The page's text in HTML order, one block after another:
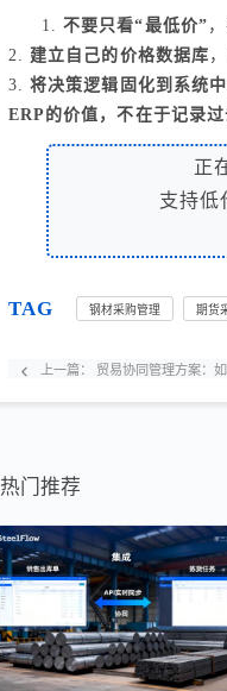
1. 不要只看“最低价”
2. 建立自己的价格数据库
3. 将决策逻辑固化到系统中
ERP的价值，不在于记录
正
支持低
TAG 钢材采购管理 期货
上一篇： 贸易协同管理方案：
热门推荐